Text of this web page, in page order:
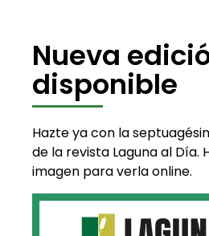
Nueva
disponible
Hazte ya con la
de la revista Laguna al Día.
imagen para verla online.